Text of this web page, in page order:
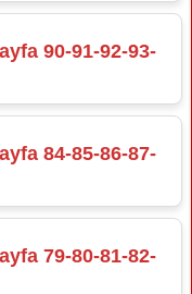
90-91-92-93-
84-85-86-87-
79-80-81-82-